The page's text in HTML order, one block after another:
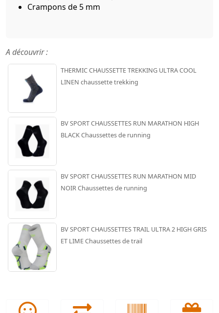
Crampons de 5 mm
A découvrir :
THERMIC CHAUSSETTE TREKKING ULTRA COOL
LINEN chaussette trekking
BV SPORT CHAUSSETTES RUN MARATHON HIGH
BLACK Chaussettes de running
BV SPORT CHAUSSETTES RUN MARATHON MID
NOIR Chaussettes de running
BV SPORT CHAUSSETTES TRAIL ULTRA 2 HIGH GRIS
ET LIME Chaussettes de trail